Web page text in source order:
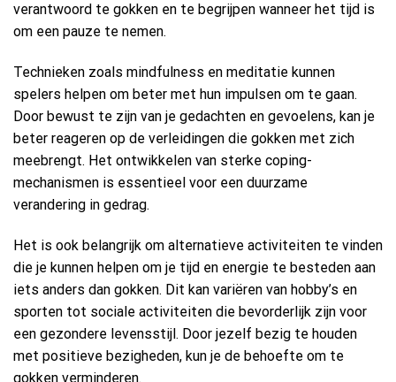
verantwoord te gokken en te begrijpen wanneer het tijd is
om een pauze te nemen.
Technieken zoals mindfulness en meditatie kunnen
spelers helpen om beter met hun impulsen om te gaan.
Door bewust te zijn van je gedachten en gevoelens, kan je
beter reageren op de verleidingen die gokken met zich
meebrengt. Het ontwikkelen van sterke coping-
mechanismen is essentieel voor een duurzame
verandering in gedrag.
Het is ook belangrijk om alternatieve activiteiten te vinden
die je kunnen helpen om je tijd en energie te besteden aan
iets anders dan gokken. Dit kan variëren van hobby’s en
sporten tot sociale activiteiten die bevorderlijk zijn voor
een gezondere levensstijl. Door jezelf bezig te houden
met positieve bezigheden, kun je de behoefte om te
gokken verminderen.